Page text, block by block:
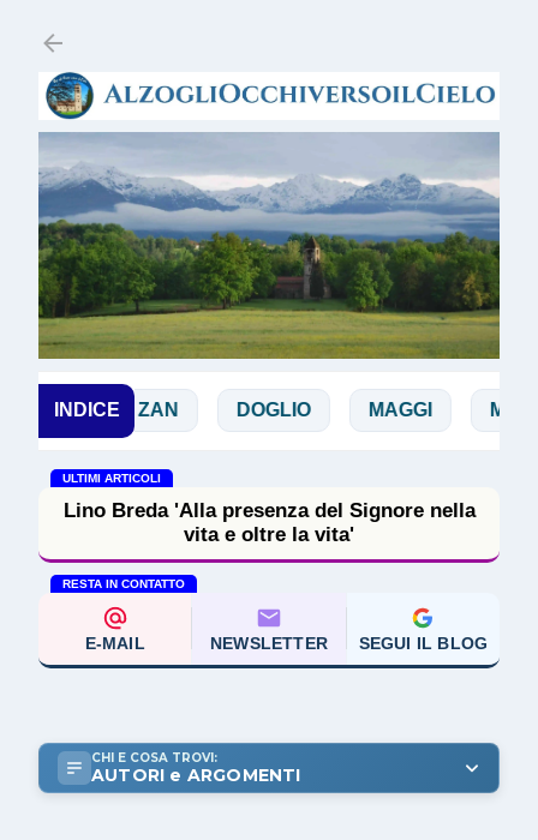
INDICE
DE ZAN DOGLIO MAGGI
ULTIMI ARTICOLI
Lino Breda 'Alla presenza del Signore nella
vita e oltre la vita'
RESTA IN CONTATTO
E-MAIL NEWSLETTER SEGUI IL BLOG
CHI E COSA TROVI:
AUTORI e ARGOMENTI